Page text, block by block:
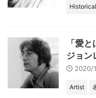
「愛
ジョン
2020/
Artist